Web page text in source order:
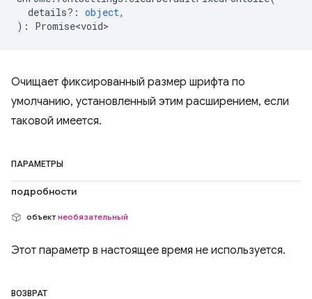
details? : object,
) : Promise<void>
Очищает фиксированный размер шрифта по
умолчанию, установленный этим расширением, если
таковой имеется.
ПАРАМЕТРЫ
подробности
объект необязательный
Этот параметр в настоящее время не используется.
ВОЗВРАТ